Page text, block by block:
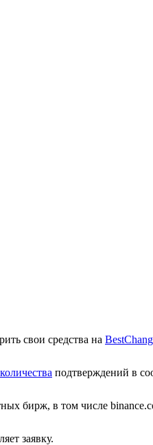
свои средства на
подтверждений в
бирж, в том числе
заявку.